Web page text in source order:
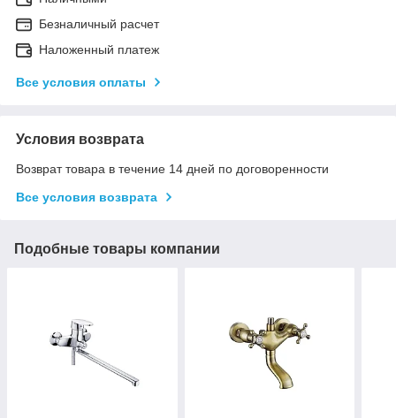
Безналичный расчет
Наложенный платеж
Все условия оплаты
Условия возврата
Возврат товара в течение 14 дней по договоренности
Все условия возврата
Подобные товары компании